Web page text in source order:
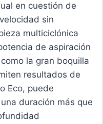
en cuestión de
sin
multiciclónica
de aspiración
la gran boquilla
resultados de
Eco, puede
duración más que